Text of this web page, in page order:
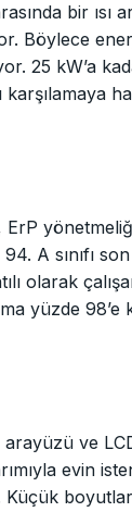
bir ısı
Böylece
25 kW’a
karşılamaya
A sınıfı
olarak
yüzde 98’e
ve
evin